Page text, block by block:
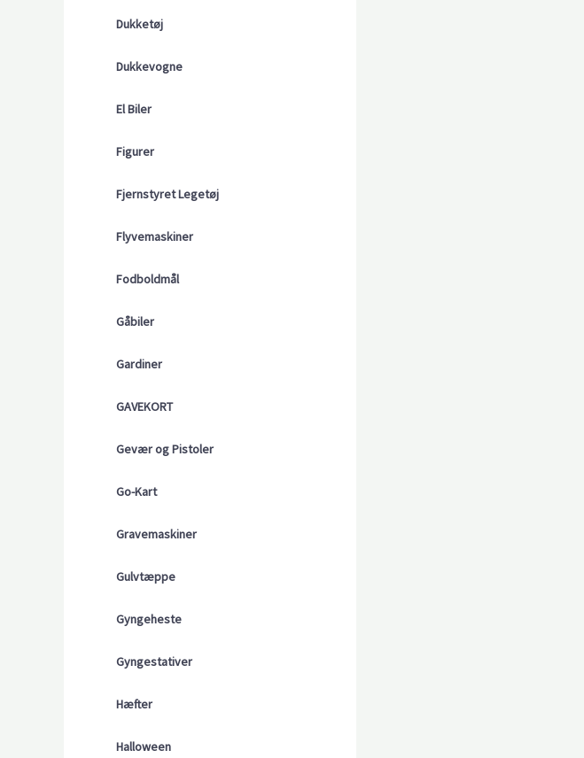
Dukketøj
Dukkevogne
El Biler
Figurer
Fjernstyret Legetøj
Flyvemaskiner
Fodboldmål
Gåbiler
Gardiner
GAVEKORT
Gevær og Pistoler
Go-Kart
Gravemaskiner
Gulvtæppe
Gyngeheste
Gyngestativer
Hæfter
Halloween